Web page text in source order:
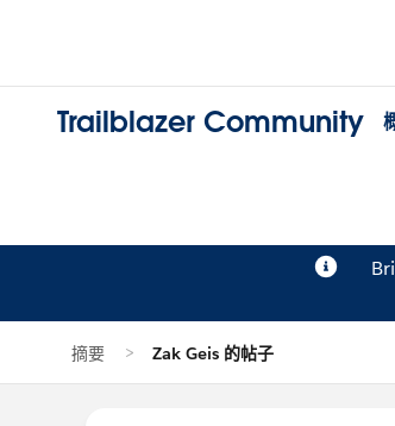
Trailblazer Community
摘要 Zak Geis 的帖子